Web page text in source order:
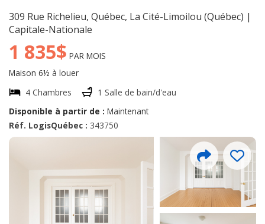
309 Rue Richelieu, Québec, La Cité-Limoilou (Québec) |
Capitale-Nationale
1 835$ PAR MOIS
Maison 6½ à louer
4 Chambres
1 Salle de bain/d'eau
Disponible à partir de : Maintenant
Réf. LogisQuébec : 343750